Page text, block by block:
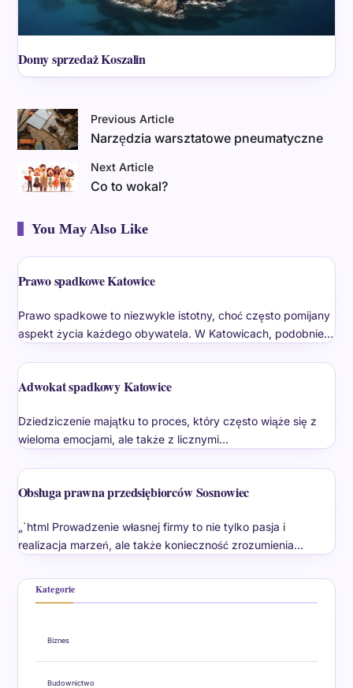
Domy sprzedaż Koszalin
Previous Article
Narzędzia warsztatowe pneumatyczne
Next Article
Co to wokal?
You May Also Like
Prawo spadkowe Katowice
Prawo spadkowe to niezwykle istotny, choć często pomijany
aspekt życia każdego obywatela. W Katowicach, podobnie…
Adwokat spadkowy Katowice
Dziedziczenie majątku to proces, który często wiąże się z
wieloma emocjami, ale także z licznymi…
Obsługa prawna przedsiębiorców Sosnowiec
„`html Prowadzenie własnej firmy to nie tylko pasja i
realizacja marzeń, ale także konieczność zrozumienia…
Kategorie
Biznes
Budownictwo